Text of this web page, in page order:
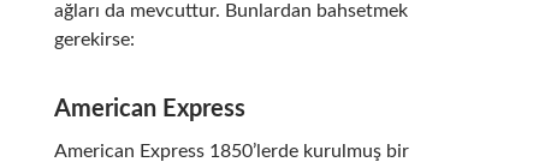
ağları da mevcuttur. Bunlardan bahsetmek
gerekirse:
American Express
American Express1850’lerde kurulmuş bir